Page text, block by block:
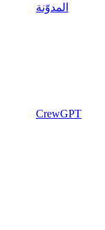
المدوّنة
CrewGPT